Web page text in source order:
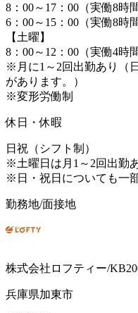
8：00～17：00（実働8時
6：00～15：00（実働8時
【土曜】
8：00～12：00（実働4時間
※月に1～2回出勤あり（
があります。）
※変形労働制
休日・休暇
日祝（シフト制）
※土曜日は月1～2回出勤
※日・祝日についても一
勤務地/面接地
株式会社ロフティー/
兵庫県加東市